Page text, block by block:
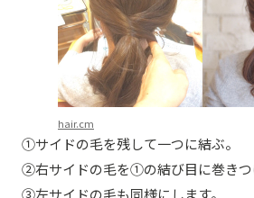
hair.cm
①サイドの毛を残して一つに結ぶ。
②右サイドの毛を①の結び目に巻きつ
③左サイドの毛も同様にします。